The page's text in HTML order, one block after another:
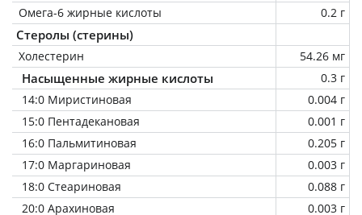
Омега-6 жирные кислоты 0.2 г
Стеролы (стерины)
Холестерин 54.26 мг
Насыщенные жирные кислоты
0.3 г
14:0 Миристиновая
0.004 г
15:0 Пентадекановая
0.001 г
16:0 Пальмитиновая
0.205 г
17:0 Маргариновая
0.003 г
18:0 Стеариновая
0.088 г
20:0 Арахиновая
0.003 г